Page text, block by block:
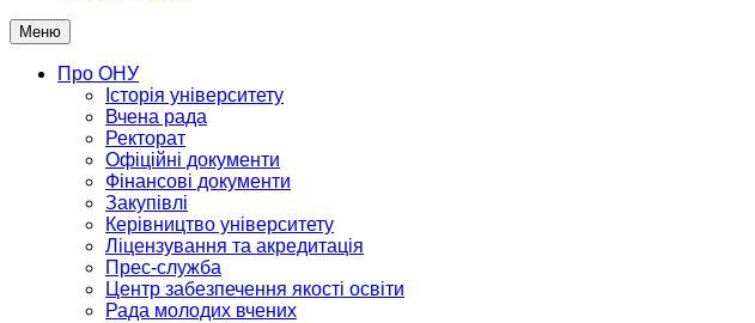
Меню
Про ОНУ
Історія університету
Вчена рада
Ректорат
Офіційні документи
Фінансові документи
Закупівлі
Керівництво університету
Ліцензування та акредитація
Прес-служба
Центр забезпечення якості освіти
Рада молодих вчених